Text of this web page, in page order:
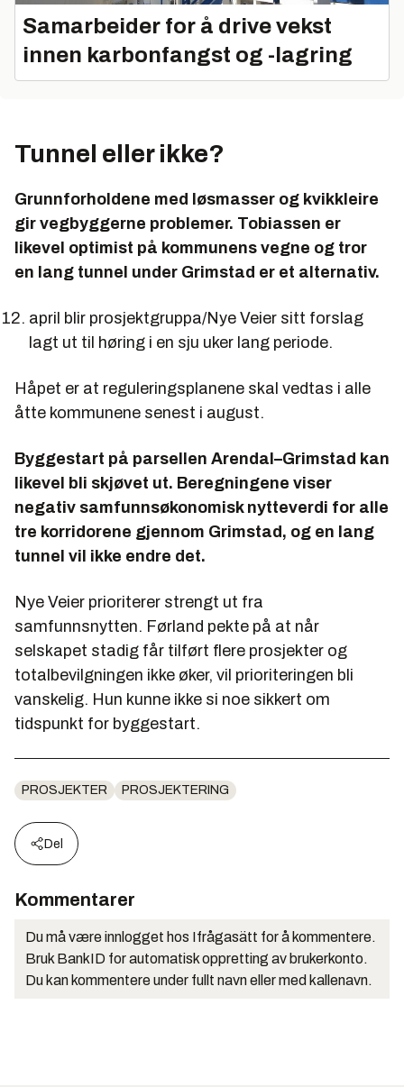
Samarbeider for å drive vekst
innen karbonfangst og -lagring
Tunnel eller ikke?
Grunnforholdene med løsmasser og kvikkleire
gir vegbyggerne problemer. Tobiassen er
likevel optimist på kommunens vegne og tror
en lang tunnel under Grimstad er et alternativ.
april blir prosjektgruppa/Nye Veier sitt forslag
lagt ut til høring i en sju uker lang periode.
Håpet er at reguleringsplanene skal vedtas i alle
åtte kommunene senest i august.
Byggestart på parsellen Arendal–Grimstad kan
likevel bli skjøvet ut. Beregningene viser
negativ samfunnsøkonomisk nytteverdi for alle
tre korridorene gjennom Grimstad, og en lang
tunnel vil ikke endre det.
Nye Veier prioriterer strengt ut fra
samfunnsnytten. Førland pekte på at når
selskapet stadig får tilført flere prosjekter og
totalbevilgningen ikke øker, vil prioriteringen bli
vanskelig. Hun kunne ikke si noe sikkert om
tidspunkt for byggestart.
PROSJEKTER PROSJEKTERING
Del
Kommentarer
Du må være innlogget hos Ifrågasätt for å kommentere.
Bruk BankID for automatisk oppretting av brukerkonto.
Du kan kommentere under fullt navn eller med kallenavn.